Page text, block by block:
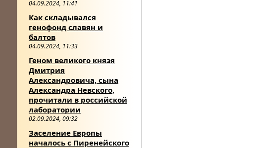
04.09.2024, 11:41
Как складывался
генофонд славян и
балтов
04.09.2024, 11:33
Геном великого князя
Дмитрия
Александровича, сына
Александра Невского,
прочитали в российской
лаборатории
02.09.2024, 09:32
Заселение Европы
началось с Пиренейского